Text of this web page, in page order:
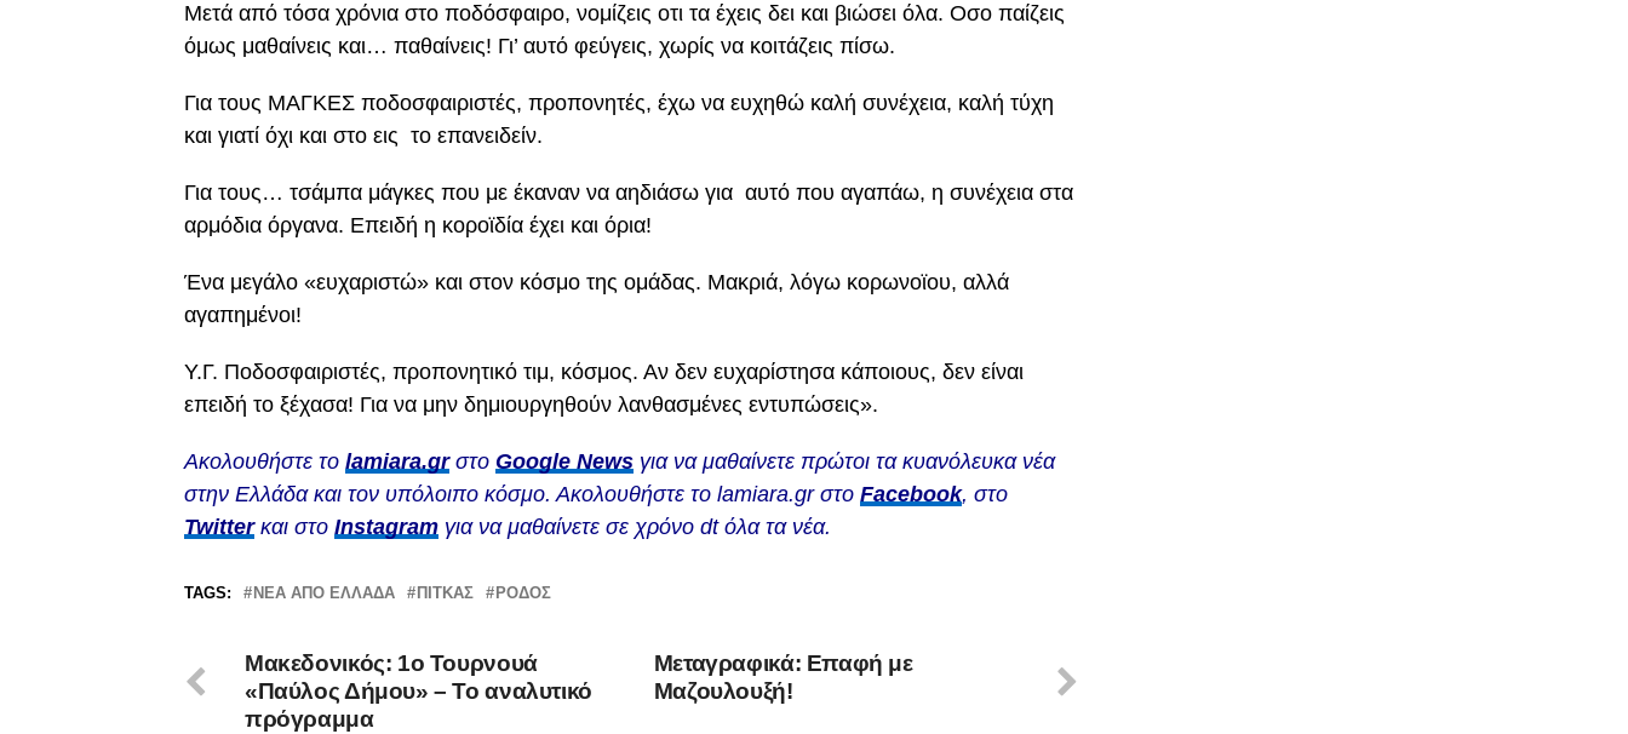
Μετά από τόσα χρόνια στο ποδόσφαιρο, νομίζεις οτι τα έχεις δει και βιώσει όλα. Οσο παίζεις
όμως μαθαίνεις και… παθαίνεις! Γι’ αυτό φεύγεις, χωρίς να κοιτάζεις πίσω.
Για τους ΜΑΓΚΕΣ ποδοσφαιριστές, προπονητές, έχω να ευχηθώ καλή συνέχεια, καλή τύχη
και γιατί όχι και στο εις το επανειδείν.
Για τους… τσάμπα μάγκες που με έκαναν να αηδιάσω για αυτό που αγαπάω, η συνέχεια στα
αρμόδια όργανα. Επειδή η κοροϊδία έχει και όρια!
Ένα μεγάλο «ευχαριστώ» και στον κόσμο της ομάδας. Μακριά, λόγω κορωνοϊου, αλλά
αγαπημένοι!
Υ.Γ. Ποδοσφαιριστές, προπονητικό τιμ, κόσμος. Αν δεν ευχαρίστησα κάποιους, δεν είναι
επειδή το ξέχασα! Για να μην δημιουργηθούν λανθασμένες εντυπώσεις».
Ακολουθήστε το lamiara.grστο Google News για να μαθαίνετε πρώτοι τα κυανόλευκα νέα
στην Ελλάδα και τον υπόλοιπο κόσμο. Ακολουθήστε το lamiara.gr στο Facebook, στο
Twitterκαι στο Instagram για να μαθαίνετε σε χρόνο dt όλα τα νέα.
TAGS: ΝΕΑ ΑΠΟ ΕΛΛΑΔΑ ΠΙΤΚΑΣ ΡΌΔΟΣ
Μεταγραφικά: Επαφή με
Μαζουλουξή!
Μακεδονικός: 1ο Τουρνουά
«Παύλος Δήμου» – Το αναλυτικό
πρόγραμμα